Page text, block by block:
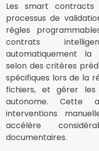
Les smart contracts
processus de
règles
contrats
automatiquement la
selon des critères
spécifiques lors de la
fichiers, et gérer les
autonome. Cette
interventions
accélère
documentaires.